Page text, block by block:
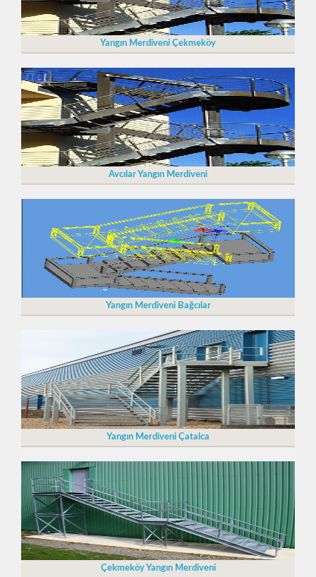
Yangın Merdiveni Çekmeköy
Avcılar Yangın Merdiveni
Yangın Merdiveni Bağcılar
Yangın Merdiveni Çatalca
Çekmeköy Yangın Merdiveni